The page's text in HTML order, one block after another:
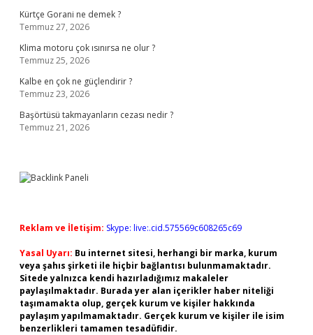
Kürtçe Gorani ne demek ?
Temmuz 27, 2026
Klima motoru çok ısınırsa ne olur ?
Temmuz 25, 2026
Kalbe en çok ne güçlendirir ?
Temmuz 23, 2026
Başörtüsü takmayanların cezası nedir ?
Temmuz 21, 2026
Reklam ve İletişim: Skype: live:.cid.575569c608265c69
Yasal Uyarı: Bu internet sitesi, herhangi bir marka, kurum
veya şahıs şirketi ile hiçbir bağlantısı bulunmamaktadır.
Sitede yalnızca kendi hazırladığımız makaleler
paylaşılmaktadır. Burada yer alan içerikler haber niteliği
taşımamakta olup, gerçek kurum ve kişiler hakkında
paylaşım yapılmamaktadır. Gerçek kurum ve kişiler ile isim
benzerlikleri tamamen tesadüfidir.